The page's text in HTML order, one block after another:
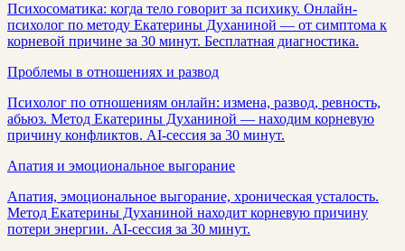
Психосоматика: когда тело говорит за психику. Онлайн-
психолог по методу Екатерины Духаниной — от симптома к
корневой причине за 30 минут. Бесплатная диагностика.
Проблемы в отношениях и развод
Психолог по отношениям онлайн: измена, развод, ревность,
абьюз. Метод Екатерины Духаниной — находим корневую
причину конфликтов. AI-сессия за 30 минут.
Апатия и эмоциональное выгорание
Апатия, эмоциональное выгорание, хроническая усталость.
Метод Екатерины Духаниной находит корневую причину
потери энергии. AI-сессия за 30 минут.